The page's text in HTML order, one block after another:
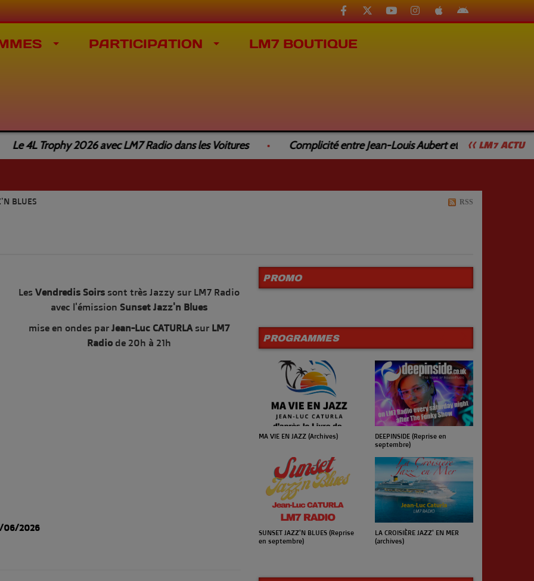
PARTICIPATION LM7 BOUTIQUE
<< LM7 ACTU
4L Trophy 2026 avec LM7 Radio dans les Voitures Complicité entre Jean-Louis Aubert et Jean-Luc Caturla
BLUES RSS
Les Vendredis Soirs sont très Jazzy sur LM7 Radio
avec l'émission Sunset Jazz'n Blues
mise en ondes par Jean-Luc CATURLAsur LM7
Radio de 20h à 21h
06/2026
PROMO
PROGRAMMES
MA VIE EN JAZZ (Archives)
SUNSET JAZZ'N BLUES (Reprise
en septembre)
DEEPINSIDE (Reprise en
septembre)
LA CROISIÈRE JAZZ' EN MER
(archives)